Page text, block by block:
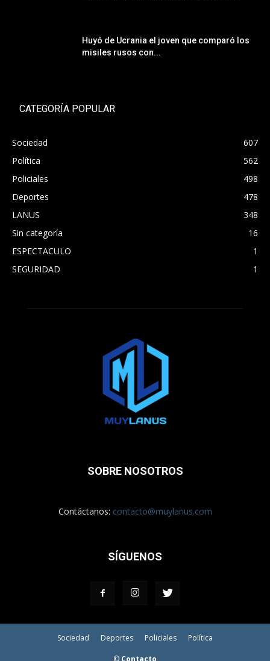
Huyó de Ucrania el joven que comparó los
misiles rusos con...
CATEGORÍA POPULAR
Sociedad
607
Política
562
Policiales
498
Deportes
478
LANUS
348
Sin categoría
16
ESPECTACULO
1
SEGURIDAD
1
SOBRE NOSOTROS
Contáctanos: contacto@muylanus.com
SÍGUENOS
Sociedad Deportes Policiales Política
© Contacto